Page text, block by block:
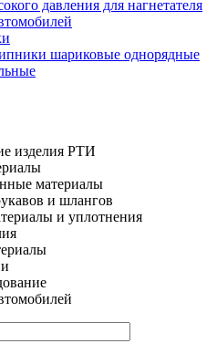
давления для нагнетателя
шариковые однорядные
изделия РТИ
материалы
и шлангов
и уплотнения